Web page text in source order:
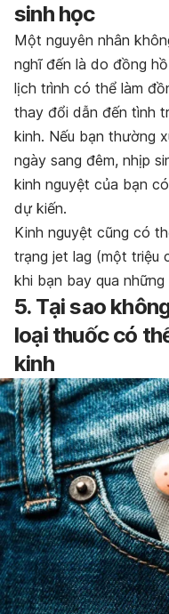
sinh học
Một nguyên nhân
nghĩ đến là do đồng
lịch trình có thể làm
thay đổi dẫn đến tình
kinh. Nếu bạn thường
ngày sang đêm, nhịp
kinh nguyệt của bạn
dự kiến.
Kinh nguyệt cũng có
trạng jet lag (một triệu
khi bạn bay qua những
5. Tại sao
loại thuốc có
kinh